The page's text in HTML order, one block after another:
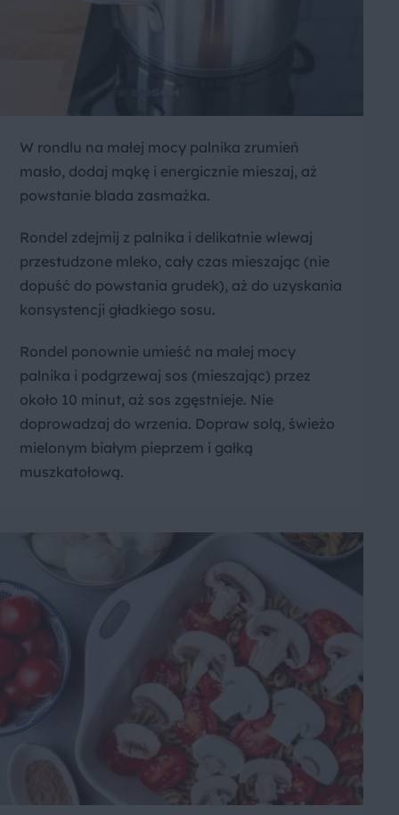
W rondlu na małej mocy palnika zrumień
masło, dodaj mąkę i energicznie mieszaj, aż
powstanie blada zasmażka.
Rondel zdejmij z palnika i delikatnie wlewaj
przestudzone mleko, cały czas mieszając (nie
dopuść do powstania grudek), aż do uzyskania
konsystencji gładkiego sosu.
Rondel ponownie umieść na małej mocy
palnika i podgrzewaj sos (mieszając) przez
około 10 minut, aż sos zgęstnieje. Nie
doprowadzaj do wrzenia. Dopraw solą, świeżo
mielonym białym pieprzem i gałką
muszkatołową.